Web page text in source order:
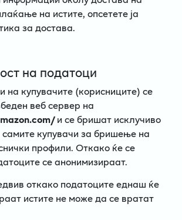
на истите, опсетете ја
за достава.
на податоци
на купувачите (корисниците) се
веб сервер на
и се бришат исклучиво
купувачи за бришење на
профили. Откако ќе се
се анонимизираат.
откако податоците еднаш ќе
истите не може да се вратат